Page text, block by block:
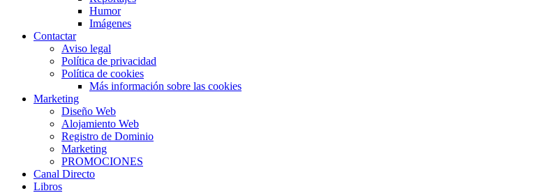
Humor
Imágenes
Contactar
Aviso legal
Política de privacidad
Política de cookies
Más información sobre las cookies
Marketing
Diseño Web
Alojamiento Web
Registro de Dominio
Marketing
PROMOCIONES
Canal Directo
Libros